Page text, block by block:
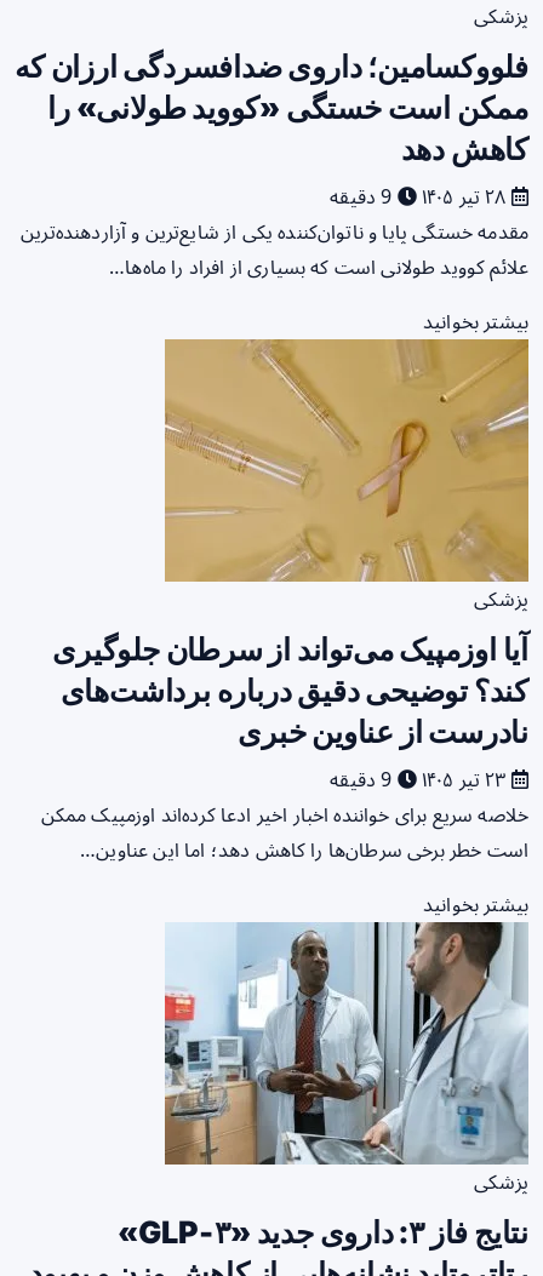
پزشکی
فلووکسامین؛ داروی ضدافسردگی ارزان که
ممکن است خستگی «کووید طولانی» را
کاهش دهد
مقدمه خستگی پایا و ناتوان‌کننده یکی از شایع‌ترین و آزاردهنده‌ترین
علائم کووید طولانی است که بسیاری از افراد را ماه‌ها…
بیشتر بخوانید
پزشکی
آیا اوزمپیک می‌تواند از سرطان جلوگیری
کند؟ توضیحی دقیق درباره برداشت‌های
نادرست از عناوین خبری
خلاصه سریع برای خواننده اخبار اخیر ادعا کرده‌اند اوزمپیک ممکن
است خطر برخی سرطان‌ها را کاهش دهد؛ اما این عناوین…
بیشتر بخوانید
پزشکی
نتایج فاز ۳: داروی جدید «GLP‑۳»